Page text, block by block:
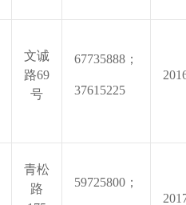
文诚
路69
号
67735888；
37615225
青松
路
59725800；